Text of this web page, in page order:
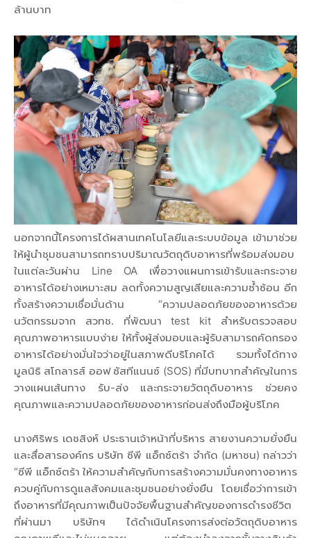
ล้านบาท
นอกจากนี้โครงการได้ผสานเทคโนโลยีและระบบข้อมูล เข้ามาช่วย
ให้ผู้นำชุมชนสามารถทราบปริมาณวัตถุดิบอาหารที่พร้อมส่งมอบ
ในแต่ละวันผ่าน Line OA เพื่อวางแผนการเข้ารับและกระจาย
อาหารได้อย่างเหมาะสม ลดทั้งความสูญเสียและความซ้ำซ้อน อีก
ทั้งสร้างความเชื่อมั่นด้าน “ความปลอดภัยของอาหารด้วย
นวัตกรรมจาก สวทช. ที่พัฒนา test kit สำหรับตรวจสอบ
คุณภาพอาหารแบบง่าย ให้ทั้งผู้ส่งมอบและผู้รับสามารถคัดกรอง
อาหารได้อย่างมั่นใจว่าอยู่ในสภาพดีบริโภคได้ รวมทั้งได้ทาง
มูลนิธิ สโกลารส์ ออฟ ซัสทีแนนซ์ (SOS) ที่มีบทบาทสำคัญในการ
วางแผนเส้นทาง รับ-ส่ง และกระจายวัตถุดิบอาหาร ช่วยคง
คุณภาพและความปลอดภัยของอาหารก่อนส่งถึงมือผู้บริโภค
นางศิริพร เดชสิงห์ ประธานเจ้าหน้าที่บริหาร สายงานความยั่งยืน
และสื่อสารองค์กร บริษัท ซีพี แอ็กซ์ตร้า จำกัด (มหาชน) กล่าวว่า
“ซีพี แอ็กซ์ตร้า ให้ความสำคัญกับการสร้างความมั่นคงทางอาหาร
ควบคู่กับการดูแลสังคมและชุมชนอย่างยั่งยืน โดยเชื่อว่าการเข้า
ถึงอาหารที่มีคุณภาพเป็นปัจจัยพื้นฐานสำคัญของการดำรงชีวิต
ที่ผ่านมา บริษัทฯ ได้ดำเนินโครงการส่งต่อวัตถุดิบอาหาร